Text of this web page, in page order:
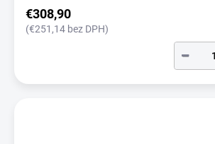
€308,90
(€251,14 bez DPH)
−